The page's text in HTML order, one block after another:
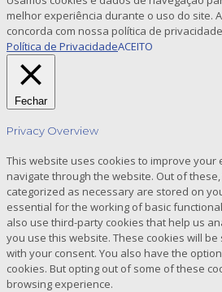
melhor experiência durante o uso do site.
concorda com nossa política de
Política de PrivacidadeACEITO
Fechar
Privacy Overview
This website uses cookies to improve your
navigate through the website. Out of
categorized as necessary are stored on
essential for the working of basic
also use third-party cookies that help us
you use this website. These cookies will
with your consent. You also have the
cookies. But opting out of some of these
browsing experience.